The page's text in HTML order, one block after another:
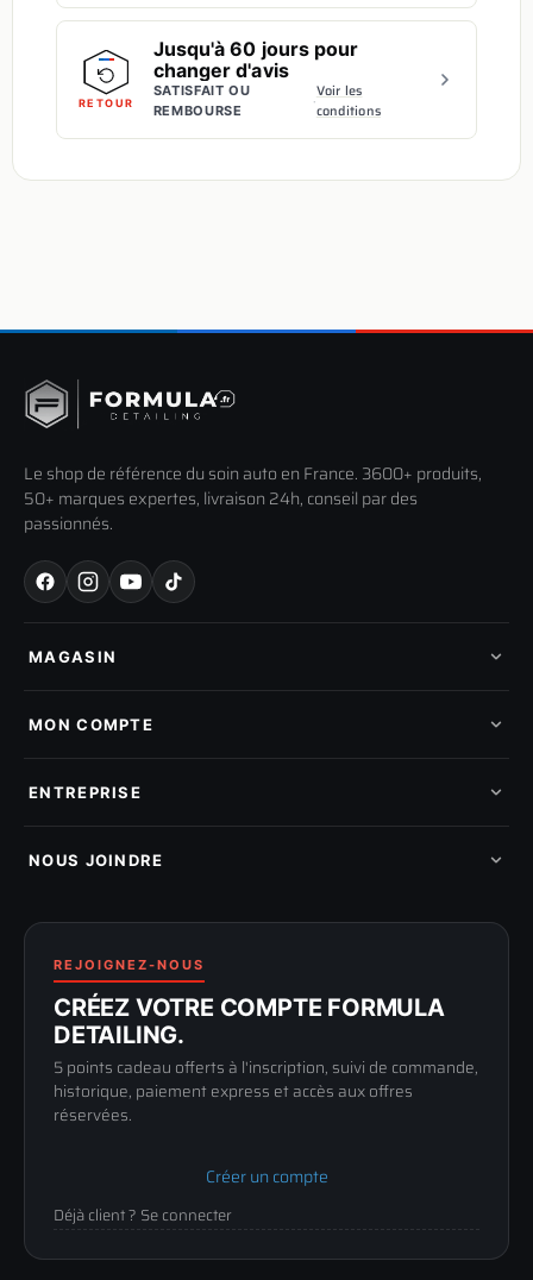
RETOUR
Jusqu'à 60 jours pour
changer d'avis
SATISFAIT OU
REMBOURSE
·Voir les
conditions
Le shop de référence du soin auto en France. 3600+ produits,
50+ marques expertes, livraison 24h, conseil par des
passionnés.
MAGASIN
Nos marques
Pads de polissage
Pièces détachées
MON COMPTE
Mes tickets SAV
Mon parrainage
Programme fidelite
ENTREPRISE
Compte pro
Politique de retour
Conditions générales
Mentions légales
Confidentialité
NOUS JOINDRE
89100 SENS
03 73 61 02 02
Lun-Ven
9h-12h / 14h-17h
REJOIGNEZ-NOUS
CRÉEZ VOTRE COMPTE FORMULA
DETAILING.
5 points cadeau offerts à l'inscription, suivi de commande,
historique, paiement express et accès aux offres
réservées.
Créer un compte
Déjà client ? Se connecter